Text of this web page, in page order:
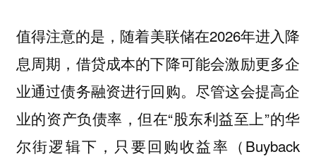
值得注意的是，随着美联储在2026年进入降
息周期，借贷成本的下降可能会激励更多企
业通过债务融资进行回购。尽管这会提高企
业的资产负债率，但在“股东利益至上”的华
尔街逻辑下，只要回购收益率（Buyback